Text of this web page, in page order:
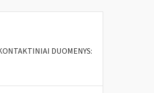
DUOMENYS: